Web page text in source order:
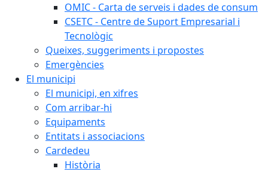
OMIC - Carta de serveis i dades de consum
CSETC - Centre de Suport Empresarial i
Tecnològic
Queixes, suggeriments i propostes
Emergències
El municipi
El municipi, en xifres
Com arribar-hi
Equipaments
Entitats i associacions
Cardedeu
Història